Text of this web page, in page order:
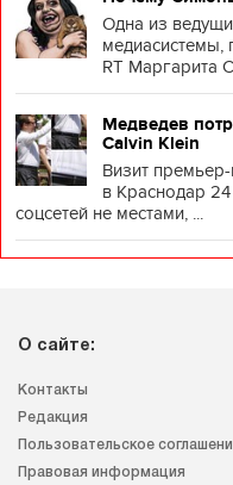
Одна из
медиасистемы,
RT Маргарита
Медведев
Calvin Klein
Визит
в Краснодар
соцсетей не местами, ...
О сайте:
Контакты
Редакция
Пользовательское
Правовая информация